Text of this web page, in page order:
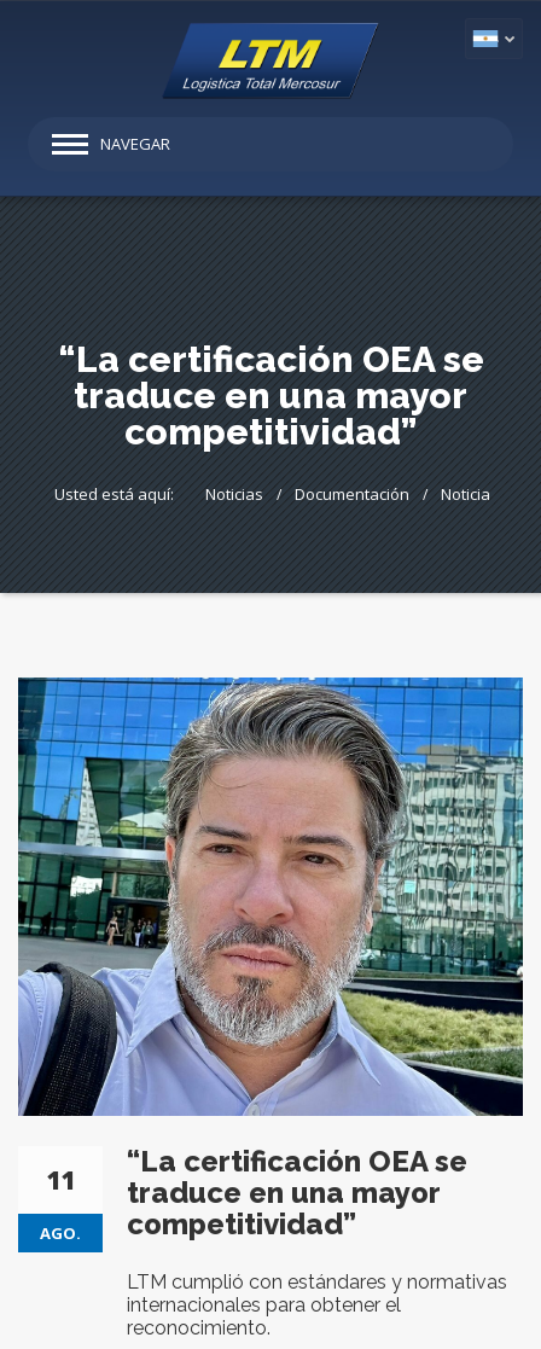
NAVEGAR
“La certificación OEA se
traduce en una mayor
competitividad”
Usted está aquí: Noticias Documentación Noticia
11
AGO.
“La certificación OEA se
traduce en una mayor
competitividad”
LTM cumplió con estándares y normativas
internacionales para obtener el
reconocimiento.